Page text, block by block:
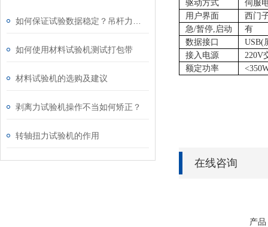
如何使用材料试验机测试打包带
材料试验机的选购及建议
剥离力试验机操作不当如何矫正？
转轴扭力试验机的作用
驱动方式
伺服
用户界面
西门
急/暂停,启动
有
数据接口
USB(
接入电源
220V
额定功率
在线咨询
产品